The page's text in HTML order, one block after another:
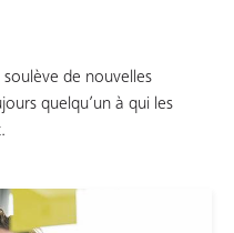
de nouvelles
quelqu’un à qui les